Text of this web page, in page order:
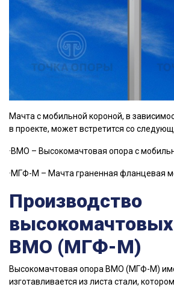
Мачта с мобильной короной, в
в проекте, может встретится со
·ВМО – Высокомачтовая опора с
·МГФ-М – Мачта граненная фланцевая
Производство
ВМО (МГФ-М)
Высокомачтовая опора ВМО (МГФ-М)
изготавливается из листа стали,